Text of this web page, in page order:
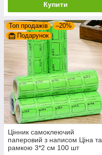
Купити
Топ продажів
–20%
Подарунок
Цінник самоклеючий
паперовий з написом Цiна та
рамкою 3*2 см 100 шт